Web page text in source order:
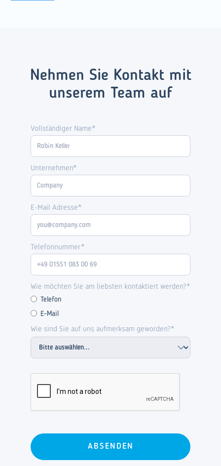
Nehmen Sie Kontakt mit
unserem Team auf
Vollständiger Name*
Unternehmen*
E-Mail Adresse*
Telefonnummer*
Wie möchten Sie am liebsten kontaktiert werden?*
Telefon
E-Mail
Wie sind Sie auf uns aufmerksam geworden?*